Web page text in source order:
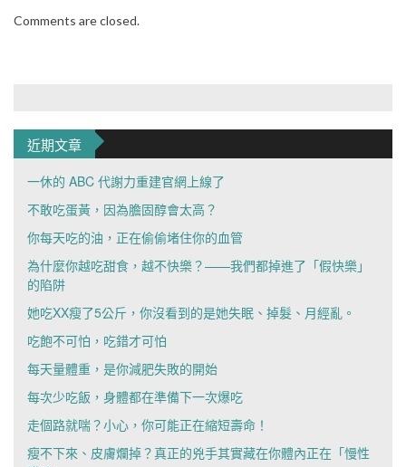
Comments are closed.
近期文章
一休的 ABC 代謝力重建官網上線了
不敢吃蛋黃，因為膽固醇會太高？
你每天吃的油，正在偷偷堵住你的血管
為什麼你越吃甜食，越不快樂？——我們都掉進了「假快樂」
的陷阱
她吃XX瘦了5公斤，你沒看到的是她失眠、掉髮、月經亂。
吃飽不可怕，吃錯才可怕
每天量體重，是你減肥失敗的開始
每次少吃飯，身體都在準備下一次爆吃
走個路就喘？小心，你可能正在縮短壽命！
瘦不下來、皮膚爛掉？真正的兇手其實藏在你體內正在「慢性